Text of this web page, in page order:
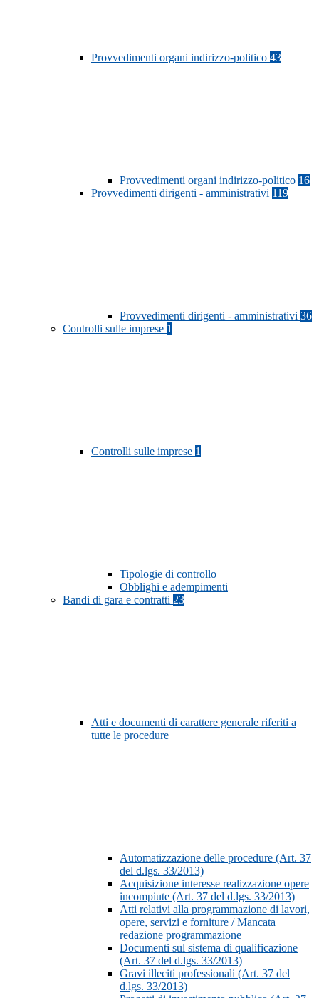
Provvedimenti organi indirizzo-politico 43
Provvedimenti organi indirizzo-politico 16
Provvedimenti dirigenti - amministrativi 119
Provvedimenti dirigenti - amministrativi 36
Controlli sulle imprese 1
Controlli sulle imprese 1
Tipologie di controllo
Obblighi e adempimenti
Bandi di gara e contratti 23
Atti e documenti di carattere generale riferiti a
tutte le procedure
Automatizzazione delle procedure (Art. 37
del d.lgs. 33/2013)
Acquisizione interesse realizzazione opere
incompiute (Art. 37 del d.lgs. 33/2013)
Atti relativi alla programmazione di lavori,
opere, servizi e forniture / Mancata
redazione programmazione
Documenti sul sistema di qualificazione
(Art. 37 del d.lgs. 33/2013)
Gravi illeciti professionali (Art. 37 del
d.lgs. 33/2013)